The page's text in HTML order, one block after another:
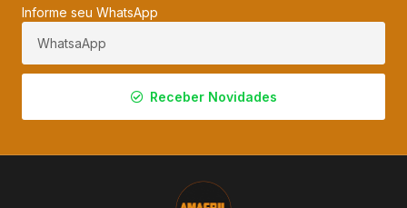
Informe seu WhatsApp
Receber Novidades